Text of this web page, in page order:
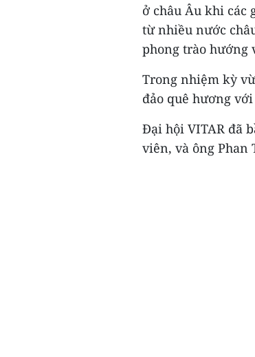
ở châu Âu khi các
từ nhiều nước
phong trào hướng
Trong nhiệm kỳ
đảo quê hương với
Đại hội VITAR đã
viên, và ông Phan